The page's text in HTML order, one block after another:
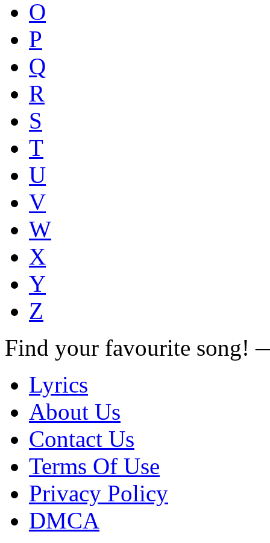
O
P
Q
R
S
T
U
V
W
X
Y
Z
Find your favourite song!
Lyrics
About Us
Contact Us
Terms Of Use
Privacy Policy
DMCA